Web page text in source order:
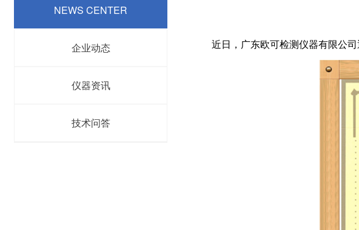
NEWS CENTER
企业动态
仪器资讯
技术问答
近日，广东欧可检测仪器有限公司